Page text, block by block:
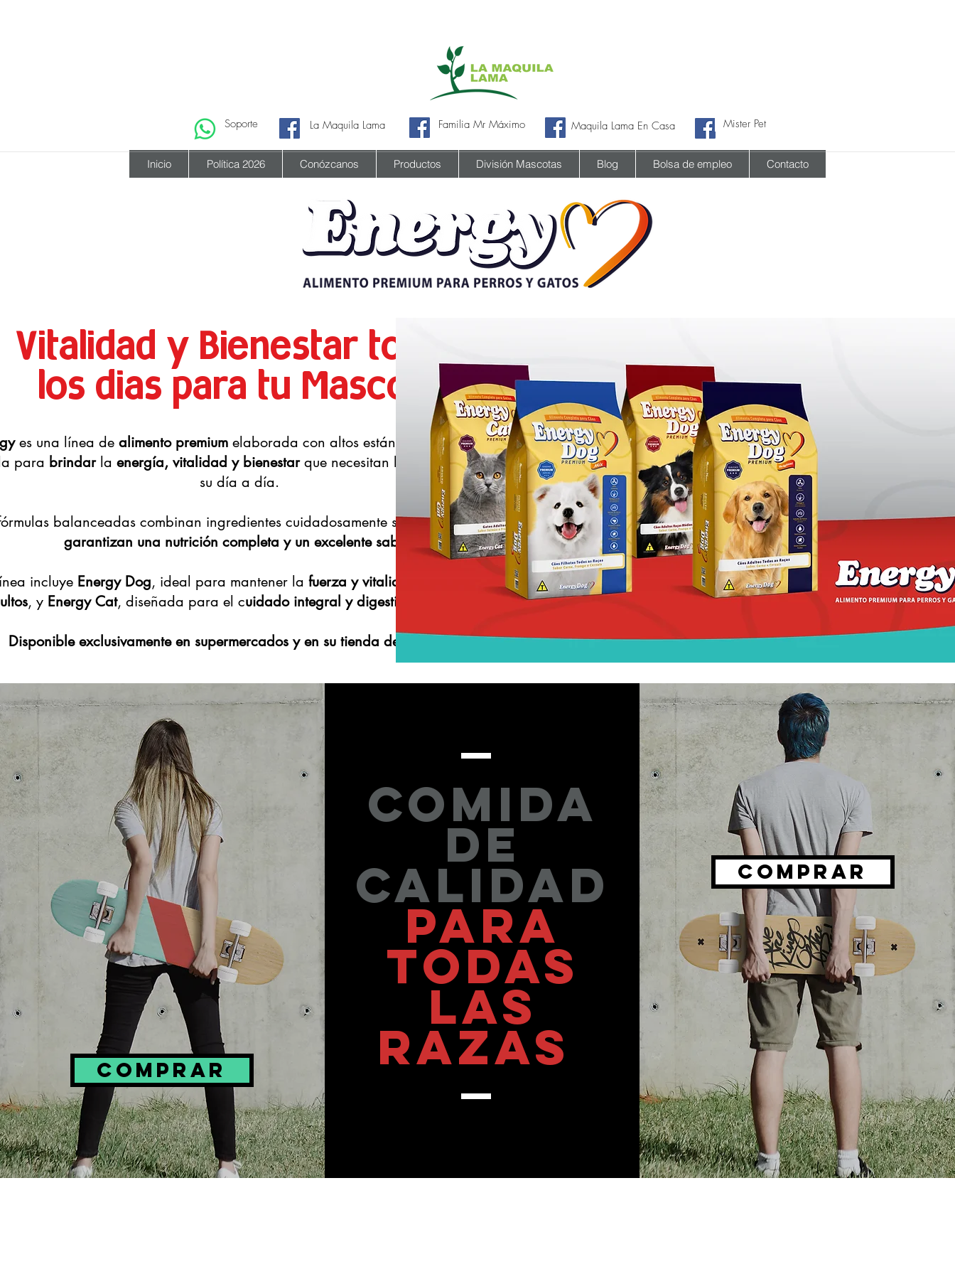
Soporte La Maquila Lama Familia Mr Máximo Maquila Lama En Casa Mister Pet
Inicio Política 2026 Conózcanos Productos División Mascotas Blog Bolsa de empleo Contacto
Vitalidad y Bienestar todos
los dias para tu Mascota
es una línea de alimento premiumelaborada con altos estándares de calidad,
para brindarla energía, vitalidad y bienestarque necesitan los perros y gatos en
su día a día.
balanceadas combinan ingredientes cuidadosamente seleccionados que
garantizan una nutrición completa y un excelente sabor.
incluye Energy Dog, ideal para mantener la fuerza y vitalidad de los perros
, y Energy Cat, diseñada para el cuidado integral y digestivo de los gatos
Disponible exclusivamente en supermercados y en su tienda de confianza.
COMPRAR
COMIDA
DE
CALIDAD
PARA
TODAS
LAS
RAZAS
COMPRAR